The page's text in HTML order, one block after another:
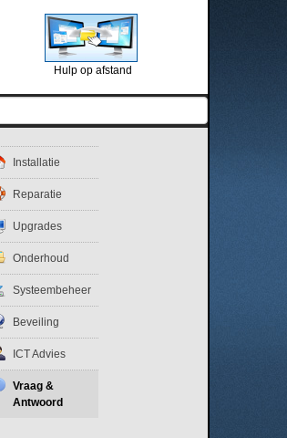
Hulp op afstand
Installatie
Reparatie
Upgrades
Onderhoud
Systeembeheer
Beveiling
ICT Advies
Vraag &
Antwoord